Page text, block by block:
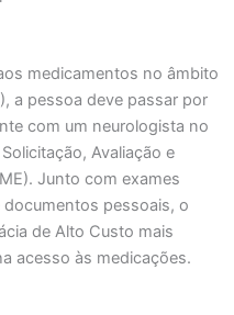
medicamentos no âmbito
a pessoa deve passar por
com um neurologista no
Avaliação e
Junto com exames
pessoais, o
de Alto Custo mais
acesso às medicações.